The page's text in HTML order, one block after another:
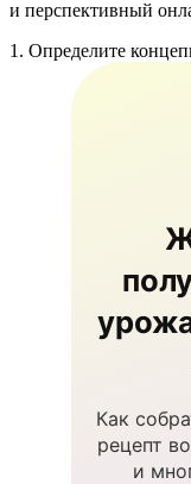
и перспективный
1. Определите
Как
рецепт
и